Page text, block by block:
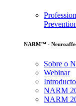
NARM™ -
Sobre o
Webinar
NARM
NARM